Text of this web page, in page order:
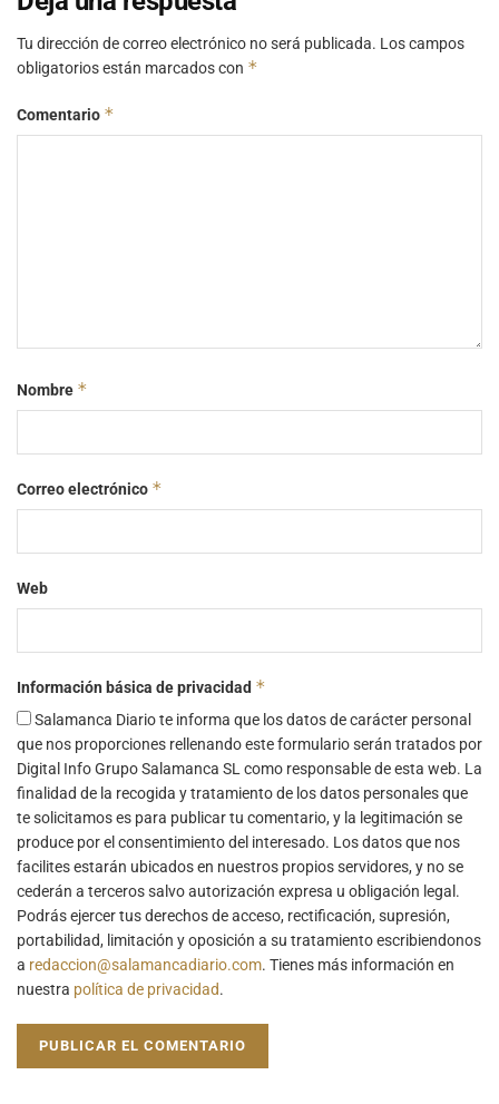
Tu dirección de correo electrónico no será publicada. Los campos
obligatorios están marcados con *
Comentario *
Nombre *
Correo electrónico *
Web
Información básica de privacidad *
Salamanca Diario te informa que los datos de carácter personal
que nos proporciones rellenando este formulario serán tratados por
Digital Info Grupo Salamanca SL como responsable de esta web. La
finalidad de la recogida y tratamiento de los datos personales que
te solicitamos es para publicar tu comentario, y la legitimación se
produce por el consentimiento del interesado. Los datos que nos
facilites estarán ubicados en nuestros propios servidores, y no se
cederán a terceros salvo autorización expresa u obligación legal.
Podrás ejercer tus derechos de acceso, rectificación, supresión,
portabilidad, limitación y oposición a su tratamiento escribiendonos
a redaccion@salamancadiario.com. Tienes más información en
nuestra política de privacidad.